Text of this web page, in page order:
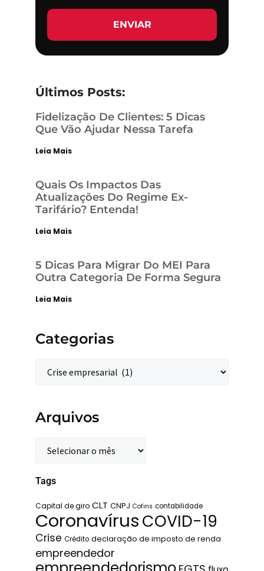
ENVIAR
Últimos Posts:
Fidelização De Clientes: 5 Dicas
Que Vão Ajudar Nessa Tarefa
Leia Mais
Quais Os Impactos Das
Atualizações Do Regime Ex-
Tarifário? Entenda!
Leia Mais
5 Dicas Para Migrar Do MEI Para
Outra Categoria De Forma Segura
Leia Mais
Categorias
Arquivos
Tags
Capital de giro CLT CNPJ Cofins contabilidade
CoronavírusCOVID-19
Crise Crédito declaração de imposto de renda
empreendedor